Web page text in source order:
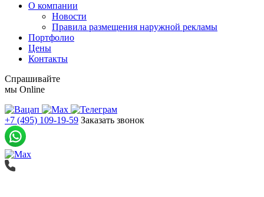
О компании
Новости
Правила размещения наружной рекламы
Портфолио
Цены
Контакты
Спрашивайте
мы Online
+7 (495) 109-19-59 Заказать звонок